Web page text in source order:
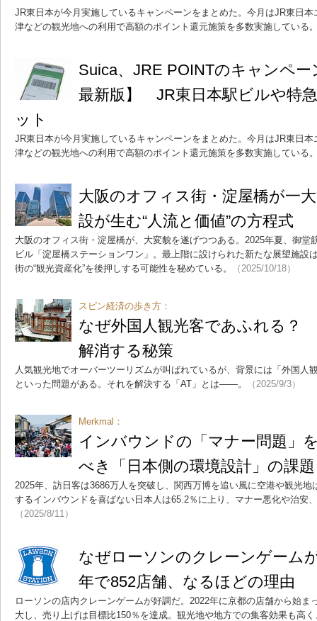
JR東日本が今月実施しているキャンペーンをまとめた。今月はJR東日
津などの観光地への利用で高額のポイント還元施策を多数実施している
Suica、JRE POINTのキャンペ
最新版】 JR東日本駅ビルや特
ット
JR東日本が今月実施しているキャンペーンをまとめた。今月はJR東日
津などの観光地への利用で高額のポイント還元施策を多数実施している
大阪のオフィス街・淀屋橋が一
設が生む“人流と価値”の方程式
大阪のオフィス街・淀屋橋が、大変貌を遂げつつある。2025年夏、御堂
ビル「淀屋橋ステーションワン」。最上階に設けられた新たな展望施設
街の“観光資産化”を後押しする可能性を秘めている。
（2025/10/18）
スピン経済の歩き方：
なぜ外国人観光客であふれる？
解消する秘策
人気観光地でオーバーツーリズムが叫ばれているが、背景には「外国人
といった問題がある。それを解決する「AT」とは――。
（2025/9/3）
Merkmal：
インバウンドの「マナー問題」
べき「日本側の環境設計」の課
2025年、訪日客は3686万人を突破し、関西万博を追い風に空港や観光
するインバウンドを喜ばない日本人は65.2％に上り、マナー悪化や治安
（2025/8/11）
なぜローソンのクレーンゲー
年で852店舗、なるほどの理由
ローソンの店内クレーンゲームが好調だ。2022年に京都の店舗から始ま
大し、売り上げは目標比150％を達成。観光地や地方での集客効果も高